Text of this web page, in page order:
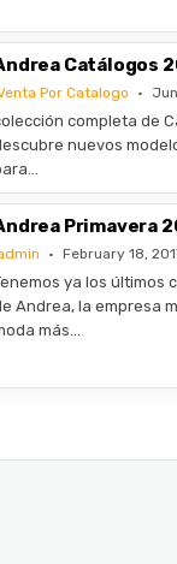
Catálogos
Por Catalogo
completa de
nuevos
Primavera
February 18,
ya los últimos
Andrea, la empresa
más…